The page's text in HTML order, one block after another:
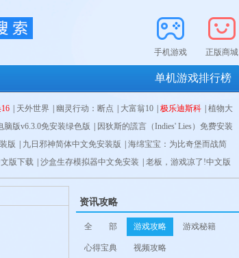
手机游戏 正版商城
单机游戏排行榜
天外世界 幽灵行动：断点 大富翁10 极乐迪斯科
植物大
生 | 只狼 |
版v6.3.0免安装绿色版
因狄斯的謊言（Indies' Lies）免费安装
安装版| valorant简体中文免安装版| Grounded简体中文免安装
| Old World简体中文免安装版| 幽浮:奇美拉战队简体中文免安
装版| 龙珠Z：卡卡罗特简体中文免安装版| 部落与弯
版 九日邪神简体中文免安装版
海绵宝宝：为比奇堡而战简
免安装版 | 超级磁力机器人简体中文免安装版 | 幽浮:奇美拉战
嗜血边缘| 废土3| 魔兽争霸3重制版| 毁灭战士：永恒| 赛博朋克
版下载 沙盒生存模拟器中文免安装
老板，游戏凉了!中文版
上神枪手（V1.00）免安装中文版| 游戏发展国 (Game Dev
盗贼遗产2|Rogue Legacy 2 V1.0.1中文学习版
最终幻想14简体中文免安装版| 暗影帮派简体中文
资讯攻略
全 部 游戏攻略 游戏秘籍
心得宝典 视频攻略